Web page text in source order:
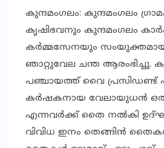
കുന്ദമംഗലം: കുന്ദമംഗലം
കൃഷിഭവനും കുന്ദമംഗലം
കര്‍മ്മസേനയും
ഞാറ്റുവേല ചന്ത ആരംഭിച്ചു.
പഞ്ചായത്ത് വൈ പ്രസിഡണ്ട്
കര്‍ഷകനായ വേലായുധന്‍
എന്നവര്‍ക്ക് തൈ നല്‍കി
വിവിധ ഇനം തെങ്ങിന്‍